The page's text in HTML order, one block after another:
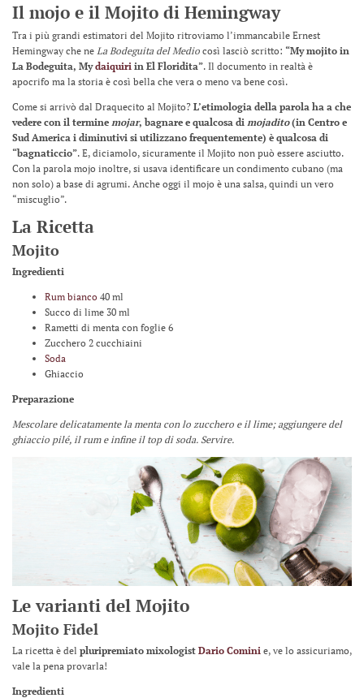
Il mojo e il Mojito di Hemingway
Tra i più grandi estimatori del Mojito ritroviamo l’immancabile Ernest
Hemingway che ne La Bodeguita del Medio così lasciò scritto: “My mojito in
La Bodeguita, Mydaiquiri in El Floridita”. Il documento in realtà è
apocrifo ma la storia è così bella che vera o meno va bene così.
Come si arrivò dal Draquecito al Mojito? L’etimologia della parola ha a che
vedere con il termine mojar, bagnare e qualcosa di mojadito(in Centro e
Sud America i diminutivi si utilizzano frequentemente) è qualcosa di
“bagnaticcio”. E, diciamolo, sicuramente il Mojito non può essere asciutto.
Con la parola mojo inoltre, si usava identificare un condimento cubano (ma
non solo) a base di agrumi. Anche oggi il mojo è una salsa, quindi un vero
“miscuglio”.
La Ricetta
Mojito
Ingredienti
Rum bianco 40 ml
Succo di lime 30 ml
Rametti di menta con foglie 6
Zucchero 2 cucchiaini
Soda
Ghiaccio
Preparazione
Mescolare delicatamente la menta con lo zucchero e il lime; aggiungere del
ghiaccio pilé, il rum e infine il top di soda. Servire.
Le varianti del Mojito
Mojito Fidel
La ricetta è del pluripremiato mixologist Dario Comini e, ve lo assicuriamo,
vale la pena provarla!
Ingredienti